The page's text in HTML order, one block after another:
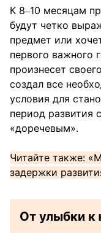
К 8‒10 месяцам
будут четко
предмет или
первого важного
произнесет
создал все
условия для
период развития
«доречевым».
Читайте также:
задержки
От улыбки